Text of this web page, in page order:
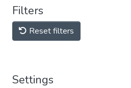
Filters
Reset filters
Settings